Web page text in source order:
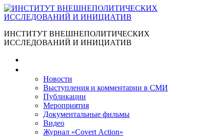
ИНСТИТУТ ВНЕШНЕПОЛИТИЧЕСКИХ
ИССЛЕДОВАНИЙ И ИНИЦИАТИВ
Новости
Выступления и коммента­рии в СМИ
Публикации
Мероприятия
Документальные фильмы
Видео
Журнал «Covert Action»